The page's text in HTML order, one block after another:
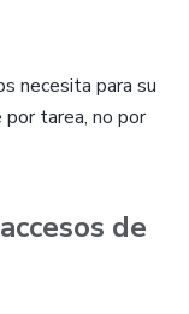
necesita para su
por tarea, no por
de